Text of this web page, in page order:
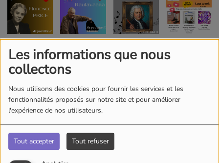
Les informations que nous
collectons
Nous utilisons des cookies pour fournir les services et les
fonctionnalités proposés sur notre site et pour améliorer
l'expérience de nos utilisateurs.
Tout accepter Tout refuser